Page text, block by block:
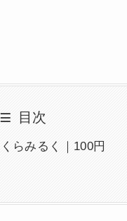
目次
らみるく｜100円